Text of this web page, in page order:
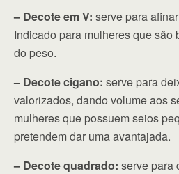
– Decote em V: serve para
Indicado para mulheres que são
do peso.
– Decote cigano: serve para
valorizados, dando volume aos
mulheres que possuem seios
pretendem dar uma avantajada.
– Decote quadrado: serve para